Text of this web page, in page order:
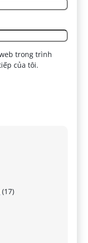
trong trình
của tôi.
(17)